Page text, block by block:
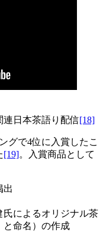
連日本茶語り配信[18]
グで4位に入賞したこ
[19]。入賞商品として
出
によるオリジナル茶
と命名）の作成